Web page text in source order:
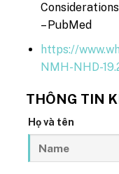
– PubMed
https://
NMH-NHD-
THÔNG TIN
Họ và tên